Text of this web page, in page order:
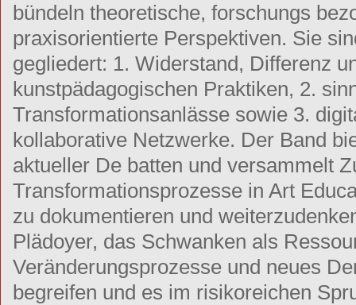
bündeln theoretische, forschungs
praxisorientierte Perspektiven. Sie
gegliedert: 1. Widerstand, Differenz
kunstpädagogischen Praktiken, 2.
Transformationsanlässe sowie 3.
kollaborative Netzwerke. Der Band
aktueller De batten und versammelt
Transformationsprozesse in Art
zu dokumentieren und
Plädoyer, das Schwanken als
Veränderungsprozesse und neues
begreifen und es im risikoreichen